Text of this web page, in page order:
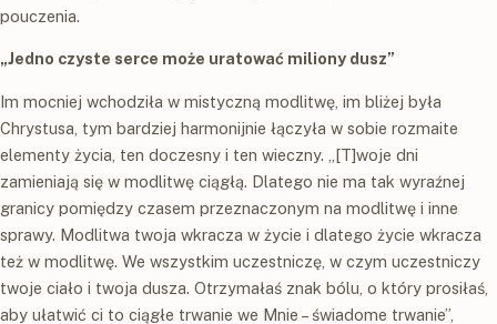
pouczenia.
„Jedno czyste serce może uratować miliony dusz”
Im mocniej wchodziła w mistyczną modlitwę, im bliżej była
Chrystusa, tym bardziej harmonijnie łączyła w sobie rozmaite
elementy życia, ten doczesny i ten wieczny. „[T]woje dni
zamieniają się w modlitwę ciągłą. Dlatego nie ma tak wyraźnej
granicy pomiędzy czasem przeznaczonym na modlitwę i inne
sprawy. Modlitwa twoja wkracza w życie i dlatego życie wkracza
też w modlitwę. We wszystkim uczestniczę, w czym uczestniczy
twoje ciało i twoja dusza. Otrzymałaś znak bólu, o który prosiłaś,
aby ułatwić ci to ciągłe trwanie we Mnie – świadome trwanie”,